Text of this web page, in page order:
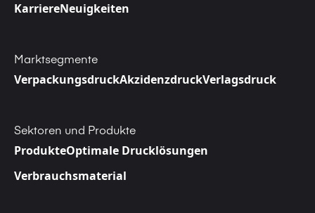
KarriereNeuigkeiten
Marktsegmente
VerpackungsdruckAkzidenzdruckVerlagsdruck
Sektoren und Produkte
ProdukteOptimale Drucklösungen
Verbrauchsmaterial